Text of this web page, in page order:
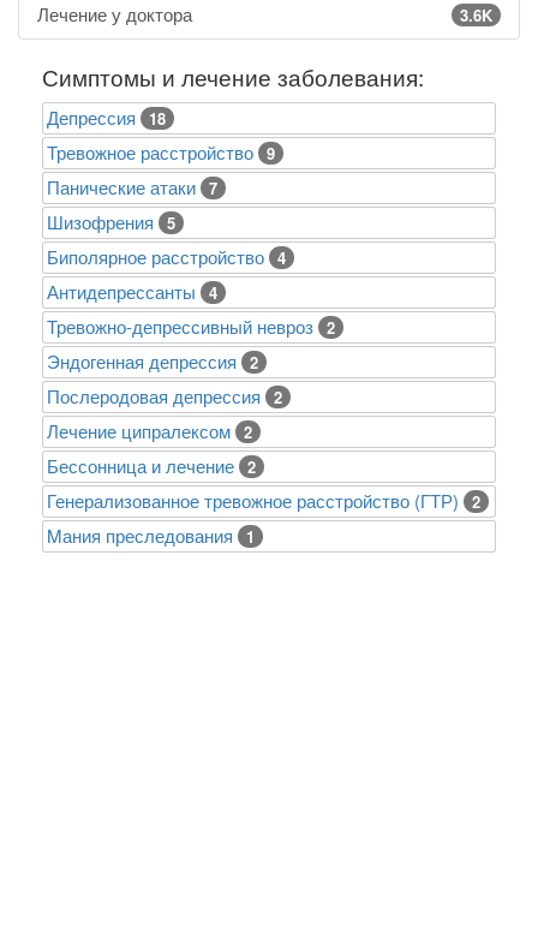
Лечение у доктора 3.6K
Симптомы и лечение заболевания:
Депрессия 18
Тревожное расстройство 9
Панические атаки 7
Шизофрения 5
Биполярное расстройство 4
Антидепрессанты 4
Тревожно-депрессивный невроз 2
Эндогенная депрессия 2
Послеродовая депрессия 2
Лечение ципралексом 2
Бессонница и лечение 2
Генерализованное тревожное расстройство (ГТР) 2
Mания преследования 1